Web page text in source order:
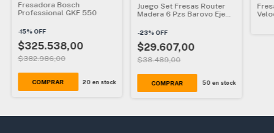
Fresadora Bosch
Professional GKF 550
-15%OFF
$325.538,00
$382.986,00
20 en stock
Juego Set Fresas Router
Madera 6 Pzs Barovo Eje
-23%OFF
$29.607,00
$38.489,00
50 en stock